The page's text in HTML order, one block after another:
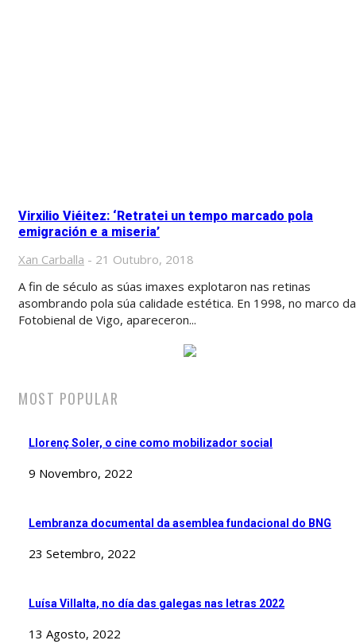
Virxilio Viéitez: ‘Retratei un tempo marcado pola
emigración e a miseria’
Xan Carballa - 21 Outubro, 2018
A fin de século as súas imaxes explotaron nas retinas
asombrando pola súa calidade estética. En 1998, no marco da
Fotobienal de Vigo, apareceron...
MOST POPULAR
Llorenç Soler, o cine como mobilizador social
9 Novembro, 2022
Lembranza documental da asemblea fundacional do BNG
23 Setembro, 2022
Luísa Villalta, no día das galegas nas letras 2022
13 Agosto, 2022